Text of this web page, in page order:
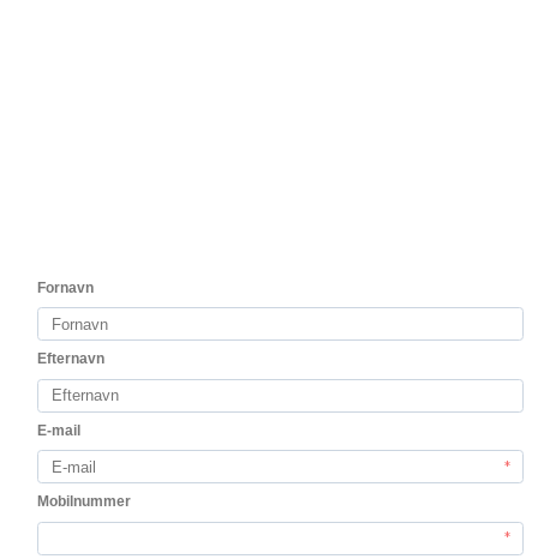
Locos by Alto Moncayo Barambán 2020